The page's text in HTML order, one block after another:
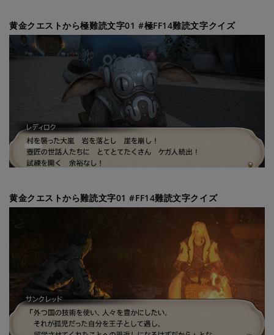
黄金クエストから極難読文字01 #極FF14難読文字クイズ
黄金クエストから難読文字01 #FF14難読文字クイズ